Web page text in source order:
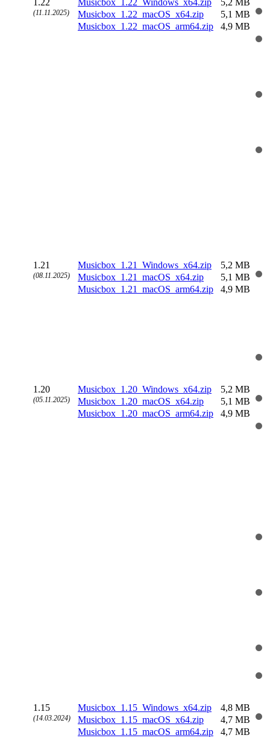
1.22
(11.11.2025)
Musicbox_1.22_Windows_x64.zip
Musicbox_1.22_macOS_x64.zip
Musicbox_1.22_macOS_arm64.zip
5,2 MB
5,1 MB
4,9 MB
1.21
(08.11.2025)
Musicbox_1.21_Windows_x64.zip
Musicbox_1.21_macOS_x64.zip
Musicbox_1.21_macOS_arm64.zip
5,2 MB
5,1 MB
4,9 MB
1.20
(05.11.2025)
Musicbox_1.20_Windows_x64.zip
Musicbox_1.20_macOS_x64.zip
Musicbox_1.20_macOS_arm64.zip
5,2 MB
5,1 MB
4,9 MB
1.15
(14.03.2024)
Musicbox_1.15_Windows_x64.zip
Musicbox_1.15_macOS_x64.zip
Musicbox_1.15_macOS_arm64.zip
4,8 MB
4,7 MB
4,7 MB